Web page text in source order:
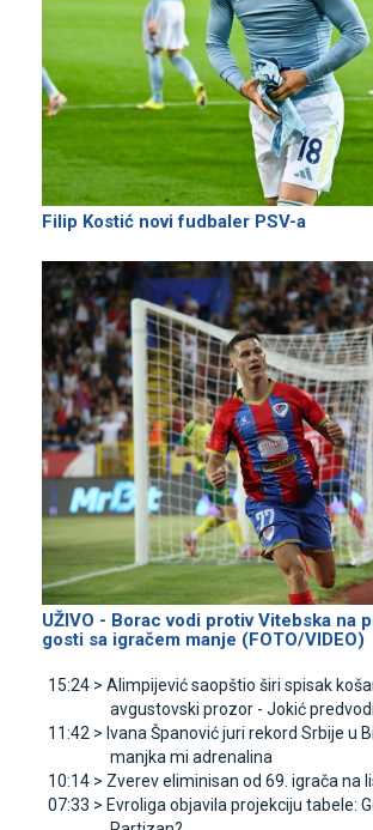
Filip Kostić novi fudbaler PSV-a
UŽIVO - Borac vodi protiv Vitebska na
gosti sa igračem manje (FOTO/VIDEO)
15:24 > Alimpijević saopštio širi spisak
avgustovski prozor - Јokić
11:42 > Ivana Španović juri rekord Srbije u
manjka mi adrenalina
10:14 > Zverev eliminisan od 69. igrača na
07:33 > Evroliga objavila projekciju tabele: